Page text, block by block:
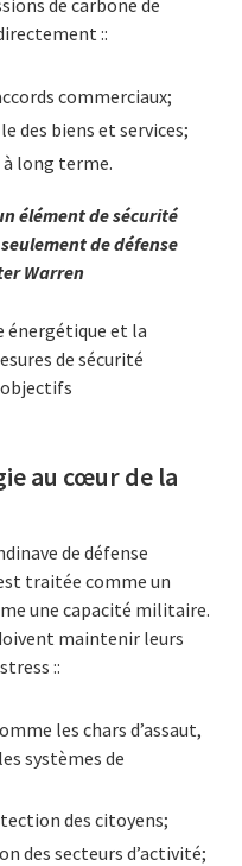
de carbone de
::
commerciaux;
des biens et services;
long terme.
élément de sécurité
de défense
Warren
énergétique et la
de sécurité
au cœur de la
de défense
traitée comme un
une capacité militaire.
maintenir leurs
::
les chars d’assaut,
systèmes de
des citoyens;
des secteurs d’activité;